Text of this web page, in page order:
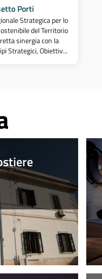
Porti
Strategica per lo
del Territorio
sinergia con la
Strategici, Obiettiv...